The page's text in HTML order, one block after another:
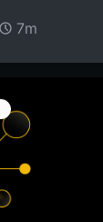
7m